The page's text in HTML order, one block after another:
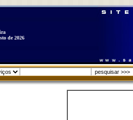
de 2026